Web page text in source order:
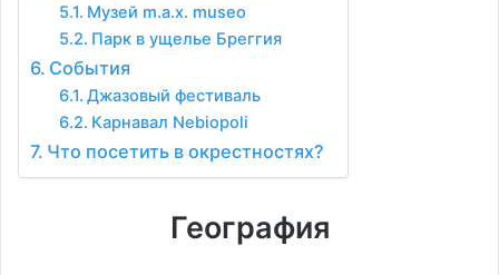
Музей m.a.x. museo
Парк в ущелье Бреггия
События
Джазовый фестиваль
Карнавал Nebiopoli
Что посетить в окрестностях?
География